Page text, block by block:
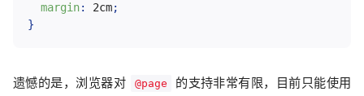
margin: 2cm;
}
遗憾的是，浏览器对 @page 的支持非常有限，目前只能使用